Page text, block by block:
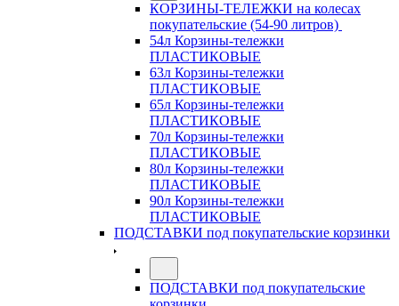
КОРЗИНЫ-ТЕЛЕЖКИ на колесах
покупательские (54-90 литров)
54л Корзины-тележки
ПЛАСТИКОВЫЕ
63л Корзины-тележки
ПЛАСТИКОВЫЕ
65л Корзины-тележки
ПЛАСТИКОВЫЕ
70л Корзины-тележки
ПЛАСТИКОВЫЕ
80л Корзины-тележки
ПЛАСТИКОВЫЕ
90л Корзины-тележки
ПЛАСТИКОВЫЕ
ПОДСТАВКИ под покупательские корзинки
ПОДСТАВКИ под покупательские